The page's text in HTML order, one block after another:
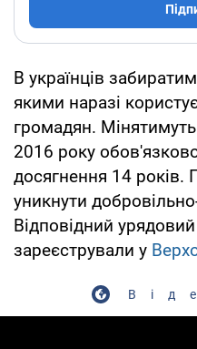
В українців
якими наразі
громадян. Мінятимуть
2016 року
досягнення 14 років.
уникнути
Відповідний
зареєстрували у